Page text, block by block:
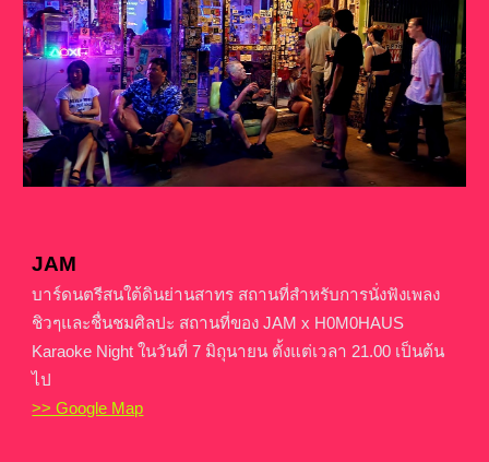
JAM
บาร์ดนตรีสนใต้ดินย่านสาทร สถานที่สำหรับการนั่งฟังเพลง
ชิวๆและชื่นชมศิลปะ สถานที่ของ JAM x H0M0HAUS
Karaoke Night ในวันที่ 7 มิถุนายน ตั้งแต่เวลา 21.00 เป็นต้น
ไป
>> Google Map